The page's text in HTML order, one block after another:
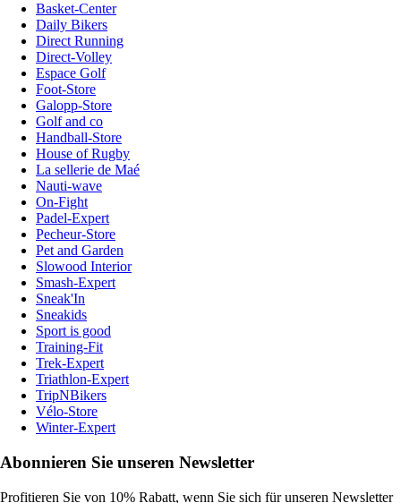
Basket-Center
Daily Bikers
Direct Running
Direct-Volley
Espace Golf
Foot-Store
Galopp-Store
Golf and co
Handball-Store
House of Rugby
La sellerie de Maé
Nauti-wave
On-Fight
Padel-Expert
Pecheur-Store
Pet and Garden
Slowood Interior
Smash-Expert
Sneak'In
Sneakids
Sport is good
Training-Fit
Trek-Expert
Triathlon-Expert
TripNBikers
Vélo-Store
Winter-Expert
Abonnieren Sie unseren Newsletter
Profitieren Sie von 10% Rabatt, wenn Sie sich für unseren Newsletter